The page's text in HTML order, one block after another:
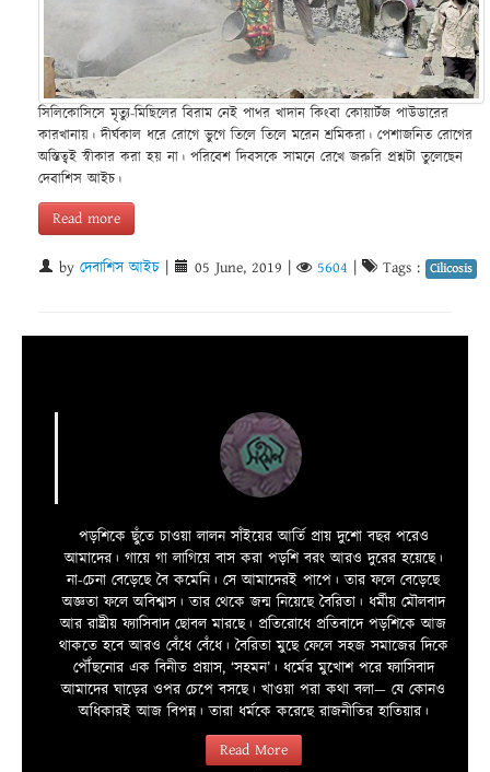
সিলিকোসিসে মৃত্যু-মিছিলের বিরাম নেই পাথর খাদান কিংবা কোয়ার্টজ পাউডারের
কারখানায়। দীর্ঘকাল ধরে রোগে ভুগে তিলে তিলে মরেন শ্রমিকরা। পেশাজনিত রোগের
অস্তিত্বই স্বীকার করা হয় না। পরিবেশ দিবসকে সামনে রেখে জরুরি প্রশ্নটা তুলেছেন
দেবাশিস আইচ।
Read more
by দেবাশিস আইচ 05 June, 2019 5604 Tags : Cilicosis
পড়শিকে ছুঁতে চাওয়া লালন সাঁইয়ের আর্তি প্রায় দুশো বছর পরেও
আমাদের। গায়ে গা লাগিয়ে বাস করা পড়শি বরং আরও দুরের হয়েছে।
না-চেনা বেড়েছে বৈ কমেনি। সে আমাদেরই পাপে। তার ফলে বেড়েছে
অজ্ঞতা ফলে অবিশ্বাস। তার থেকে জন্ম নিয়েছে বৈরিতা। ধর্মীয় মৌলবাদ
আর রাষ্ট্রীয় ফ্যাসিবাদ ছোবল মারছে। প্রতিরোধে প্রতিবাদে পড়শিকে আজ
থাকতে হবে আরও বেঁধে বেঁধে। বৈরিতা মুছে ফেলে সহজ সমাজের দিকে
পৌঁছনোর এক বিনীত প্রয়াস, ‘সহমন’। ধর্মের মুখোশ পরে ফ্যাসিবাদ
আমাদের ঘাড়ের ওপর চেপে বসছে। খাওয়া পরা কথা বলা—­­ যে কোনও
অধিকারই আজ বিপন্ন। তারা ধর্মকে করেছে রাজনীতির হাতিয়ার।
Read More